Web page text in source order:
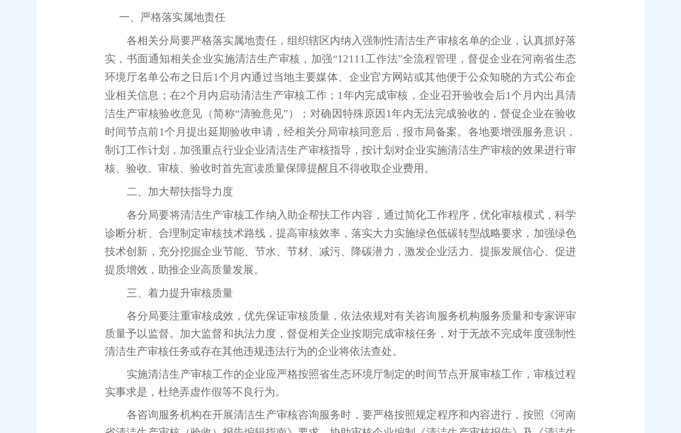
一、 严格落实属地责任
各相关分局要严格落实属地责任，组织辖区内纳 入强制性清洁生产审核名单的企业， 认真抓好落
实， 书面通知相关企业实施清洁生产审核，加强“12111工作法”全流程管理，督促企业在河南省生态
环境厅名单公布之日 后1个月内通过当地主要媒体、 企业官方网站或其他便于公众知晓的方式公布企
业相关信息 ； 在2个月内 启动清洁生产审核工作 ； 1年内完成审核，企业召开验收会后1个月内出具清
洁生产审核验收意见（简称“清验意见”）
； 对确因特殊原因 1年内无法完成验收的，督促企业在验收
时间节点前1个月提出延期验收申请，经相关分局审核同意后，报市局备案。各地要增强服务意识 ，
制订工作计划，加强重点行业企业清洁生产审核指导 ，按计划对企业实施清洁生产审核的效果进行审
核、验收。 审核、验收时首先宣读质量保障提醒且 不得收取企业费用。
二、加大帮扶指导力度
各分局要将清洁生产审核工作纳入助企帮扶工作内容， 通过简化工作程序，优化审核模式 ，科学
诊断分析、合理制定审核技术路线，提高审核效率，落实大力实施绿色低碳转型战略要求， 加强绿色
技术创新， 充分挖掘企业节能、节水、节材、减污、降碳潜力，激发企业活力 、 提振发展信心、 促进
提质增效 ，助推企业高质量发展。
三、着力提升审核质量
各分局要注重审核成效，优先保证审核质量，依法依规对有关咨询服务机构服务质量和专家评审
质量予以监督。加大监督和执法力度，督促相关企业按期完成审核任务，对于无故不完成年度强制性
清洁生产审核任务或存在其他违规违法行为的企业将依法查处。
实施清洁生产审核工作的企业应严格按照省生态环境厅制定的时间节点开展审核工作，审核过程
实事求是，杜绝弄虚作假等不良行为。
各咨询服务机构在开展清洁生产审核咨询服务时，要严格按照规定程序和内容进行，按照《河南